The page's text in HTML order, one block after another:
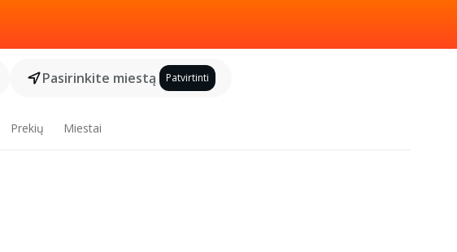
Pasirinkite miestą Patvirtinti
Prekių Miestai